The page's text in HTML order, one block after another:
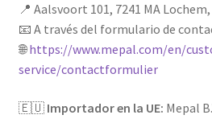
📍 Aalsvoort 101, 7241 MA
📧 A través del formulario de
🌐https://www.mepal.com/en/
service/contactformulier
🇪🇺 Importador en la UE: Mepal